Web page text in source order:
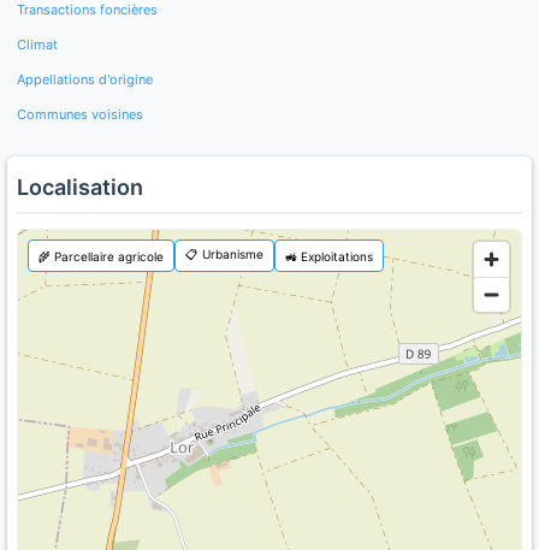
Transactions foncières
Climat
Appellations d'origine
Communes voisines
Localisation
🌾 Parcellaire agricole 📋 Urbanisme 🚜 Exploitations